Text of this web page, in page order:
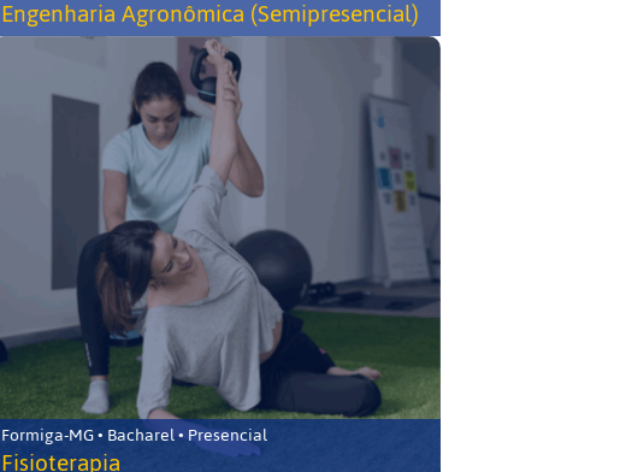
Engenharia Agronômica (Semipresencial)
Formiga-MG • Bacharel • Presencial
Fisioterapia